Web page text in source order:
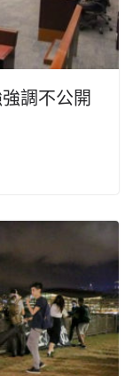
調不公開